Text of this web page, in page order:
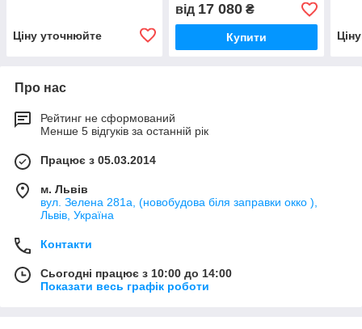
Ціну уточнюйте
від 17 080₴
Купити
Про нас
Рейтинг не сформований
Менше 5 відгуків за останній рік
Працює з 05.03.2014
м. Львів
вул. Зелена 281а, (новобудова біля заправки окко ),
Львів, Україна
Контакти
Сьогодні працює з 10:00 до 14:00
Показати весь графік роботи